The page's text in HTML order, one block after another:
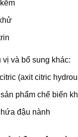
vị và bổ sung khác:
(axit citric
phẩm chế biến
đậu nành